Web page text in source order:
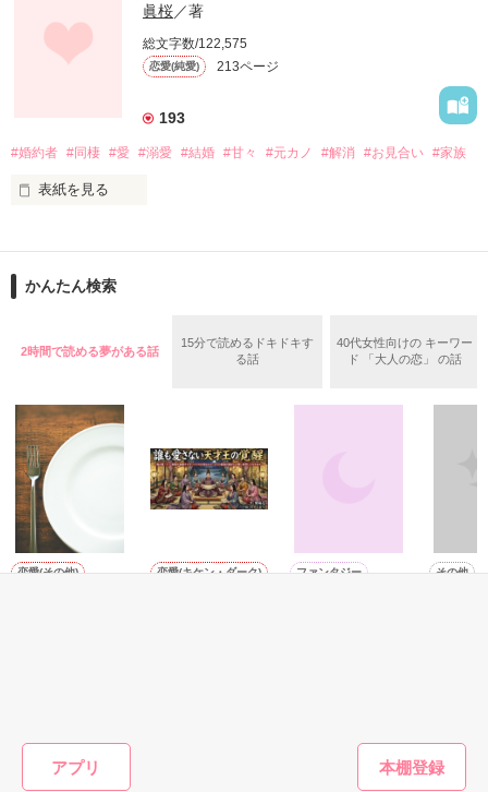
アプリ
2018.10.9  編集部オススメ作品に選ばれました
作品を読む
（なんでここにいるの？）
（今更、会いたくなかったよ……）
しっかりと掛けていた心の鍵が嫌な音を立てて外れる気がし
その彼は、何事もないような顔をして優しい微笑みを湛えた。
片桐　塔子　　２８歳　　サイエンスコーポレーション　東京
本社　海外事業部　主任
千堂　大輔　　３３歳　　サイエンスコーポレーション　東京
本社　秘書室長
幼馴染って、初恋って……？
START  2017.5.11〜2017.5.24
副社長には内緒、spin-off 2作目です★
合わせてお楽しみ頂けると幸いです！
「心の鍵をもう一度」
願いします！
眞桜／著
総文字数/122,575
恋愛(純愛) 213ページ
193
#婚約者 #同棲 #愛 #溺愛 #結婚 #甘々 #元カノ #解消 #お見合い #家族
表紙を見る
「俺は君より仕事を取るよ。」
  それは今も変わらない
かんたん検索
2時間で読める夢がある話
15分で読めるドキドキす
る話
40代女性向けの キーワー
ド 「大人の恋」 の話
恋愛(その他) 恋愛(キケン・ダーク) ファンタジー その他
かんたん検索の条件を変える